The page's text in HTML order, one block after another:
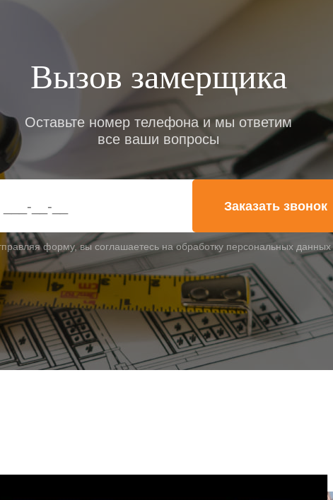
Вызов замерщика
Оставьте номер телефона и мы ответим
все ваши вопросы
Заказать звонок
форму, вы соглашаетесь на обработку персональных данных